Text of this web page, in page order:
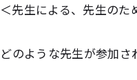
＜先生による、先生の
――どのような先生が参加